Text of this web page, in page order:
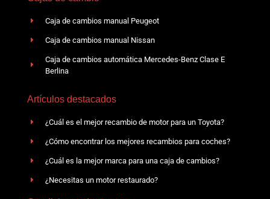
Caja de cambios manual Peugeot
Caja de cambios manual Nissan
Caja de cambios automática Mercedes-Benz Clase E
Berlina
Artículos destacados
¿Cuál es el mejor recambio de motor para un Toyota?
¿Cómo encontrar los mejores recambios para coches?
¿Cuál es la mejor marca para una caja de cambios?
¿Necesitas un motor restaurado?